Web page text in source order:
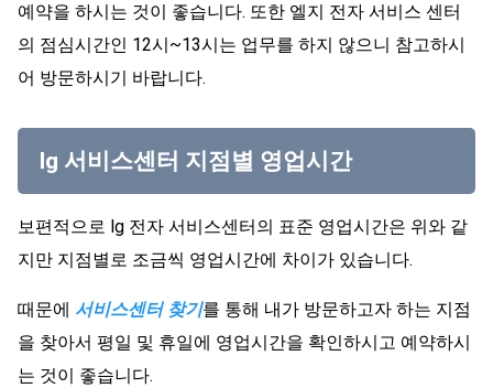
예약을 하시는 것이 좋습니다. 또한 엘지 전자 서비스 센터
의 점심시간인 12시~13시는 업무를 하지 않으니 참고하시
어 방문하시기 바랍니다.
lg 서비스센터 지점별 영업시간
보편적으로 lg 전자 서비스센터의 표준 영업시간은 위와 같
지만 지점별로 조금씩 영업시간에 차이가 있습니다.
때문에 서비스센터 찾기를 통해 내가 방문하고자 하는 지점
을 찾아서 평일 및 휴일에 영업시간을 확인하시고 예약하시
는 것이 좋습니다.